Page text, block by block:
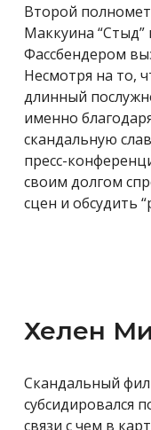
Второй
Маккуина
Фассбендером
Несмотря на то,
длинный
именно
скандальную
пресс-
своим долгом
сцен и обсудить
Хелен
Скандальный
субсидировался
связи с чем в